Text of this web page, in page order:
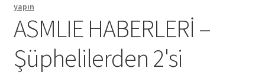
yapın
ASMLIE HABERLERİ –
Şüphelilerden 2'si